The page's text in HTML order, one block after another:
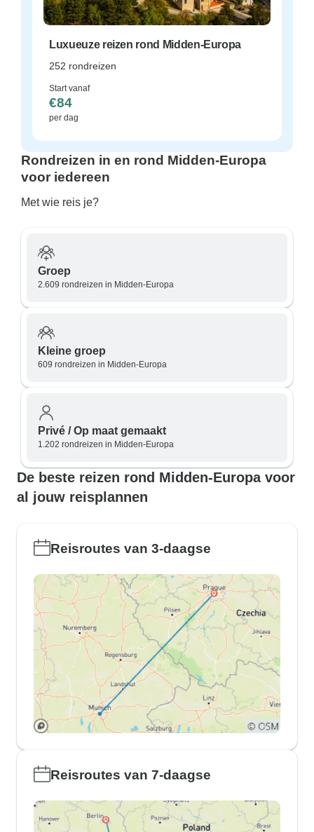
Luxueuze reizen rond Midden-Europa
252 rondreizen
Start vanaf
€84
per dag
Rondreizen in en rond Midden-Europa
voor iedereen
Met wie reis je?
Groep
2.609 rondreizen in Midden-Europa
Kleine groep
609 rondreizen in Midden-Europa
Privé / Op maat gemaakt
1.202 rondreizen in Midden-Europa
De beste reizen rond Midden-Europa voor
al jouw reisplannen
Reisroutes van 3-daagse
Reisroutes van 7-daagse